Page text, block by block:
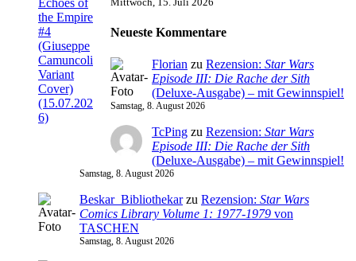
Neueste Kommentare
Florian zu Rezension: Star Wars
Episode III: Die Rache der Sith
(Deluxe-Ausgabe) – mit Gewinnspiel!
Samstag, 8. August 2026
TcPing zu Rezension: Star Wars
Episode III: Die Rache der Sith
(Deluxe-Ausgabe) – mit Gewinnspiel!
Samstag, 8. August 2026
Beskar_Bibliothekarzu Rezension: Star Wars
Comics Library Volume 1: 1977-1979 von
TASCHEN
Samstag, 8. August 2026